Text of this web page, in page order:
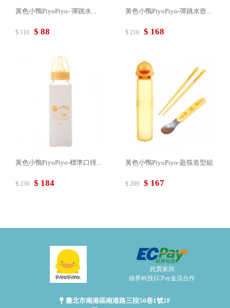
黃色小鴨PiyoPiyo- 彈跳水...
$ 110 $ 88
黃色小鴨PiyoPiyo-彈跳水壺...
$ 210 $ 168
黃色小鴨PiyoPiyo-標準口徑...
$ 230 $ 184
黃色小鴨PiyoPiyo-匙筷造型組
$ 209 $ 167
此賣家與
綠界科技ECPay金流合作
臺北市南港區南港路三段50巷1號2F